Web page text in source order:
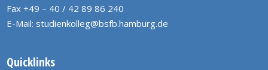
Fax +49 – 40 / 42 89 86 240
E-Mail: studienkolleg@bsfb.hamburg.de
Quicklinks